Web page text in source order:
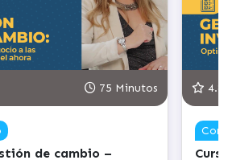
90 Minutos
Competente
Curso: Gestiona tu Inventario –